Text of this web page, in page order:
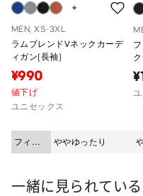
MEN, XS-3XL
ラムブレンドVネックカーデ
ィガン(長袖)
¥990
値下げ
ユニセックス
フィッ
ト
ややゆったり
一緒に見られてい